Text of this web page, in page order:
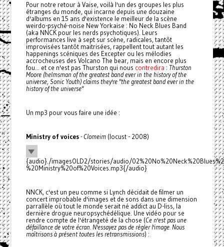
Pour notre retour à Vaise, voilà l'un des groupes les plus
étranges du monde, qui incarne depuis une douzaine
d'albums en 15 ans d'existence le meilleur de la scène
weirdo-psyché-noise New Yorkaise : No Neck Blues Band
(aka NNCK pour les nerds psychotiques). Leurs
performances live à sept sur scène, radicales, tantôt
improvisées tantôt maitrisées, rappellent tout autant les
happenings scéniques des Excepter ou les mélodies
accrocheuses des Volcano The bear, mais en encore plus
fou... et ce n'est pas Thurston qui nous contredira : Thurston
Moore (helmsman of the greatest band ever in the history of the
universe, Sonic Youth) claims they're "the greatest band ever in the
history of the universe"
Un mp3 pour vous faire une idée :
Ministry of voices- Clomeim(locust - 2008)
{audio}./imagesOLD2/stories/audio/
%20Ministry%20of%20Voices.mp3{/audio}
NNCK, c'est un peu comme si Lynch décidait de filmer un
concert improbable d'images et de sons dans une dimension
parrallèle où tout le monde serait né addict au D-liss, la
dernière drogue neuropsychédélique. Une vidéo pour se
rendre compte de l'étrangeté de la chose (Ce n'est pas une
défaillance de votre écran. N'essayez pas de régler l'image. Nous
maîtrisons à présent toutes les retransmissions) :